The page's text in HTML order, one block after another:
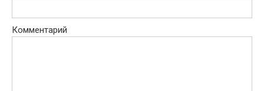
Комментарий